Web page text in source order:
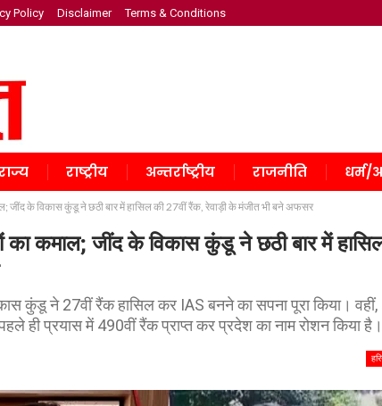
Policy Disclaimer Terms & Conditions
राष्ट्रीय अन्तर्राष्ट्रीय राजनीति धर्म/
जींद के विकास कुंडू ने छठी बार में हासिल की 27वीं रैंक, रेवाड़ी के मंजीत भी बने अफसर
कमाल; जींद के विकास कुंडू ने छठी बार में
कुंडू ने 27वीं रैंक हासिल कर IAS बनने का सपना पूरा किया। वहीं,
ही प्रयास में 490वीं रैंक प्राप्त कर प्रदेश का नाम रोशन किया है।